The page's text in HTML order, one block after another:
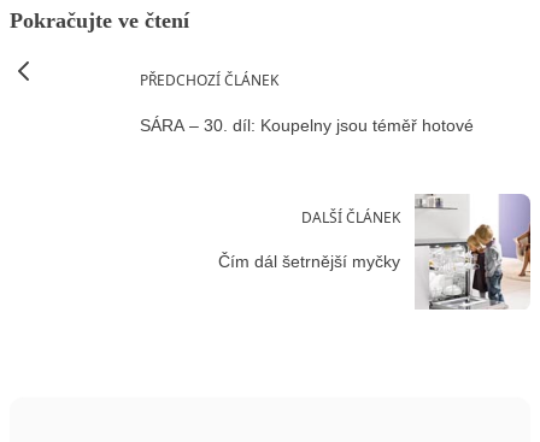
Pokračujte ve čtení
PŘEDCHOZÍ ČLÁNEK
SÁRA – 30. díl: Koupelny jsou téměř hotové
DALŠÍ ČLÁNEK
Čím dál šetrnější myčky